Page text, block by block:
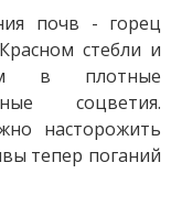
почв - горец
стебли и
в плотные
соцветия.
насторожить
тепер поганий